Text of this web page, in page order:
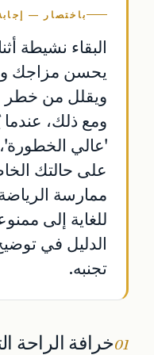
باختصار —
البقاء نشيطة
يحسن مزاجك
ويقلل من خطر
ومع ذلك،
'عالي الخطورة'،
على حالتك
ممارسة
للغاية إلى
الدليل في
تجنبه.
01خرافة الراحة